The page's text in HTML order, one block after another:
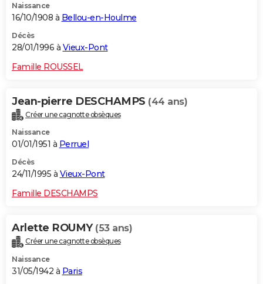
Naissance
16/10/1908 à Bellou-en-Houlme
Décès
28/01/1996 à Vieux-Pont
Famille ROUSSEL
Jean-pierre DESCHAMPS (44 ans)
Créer une cagnotte obsèques
Naissance
01/01/1951 à Perruel
Décès
24/11/1995 à Vieux-Pont
Famille DESCHAMPS
Arlette ROUMY (53 ans)
Créer une cagnotte obsèques
Naissance
31/05/1942 à Paris